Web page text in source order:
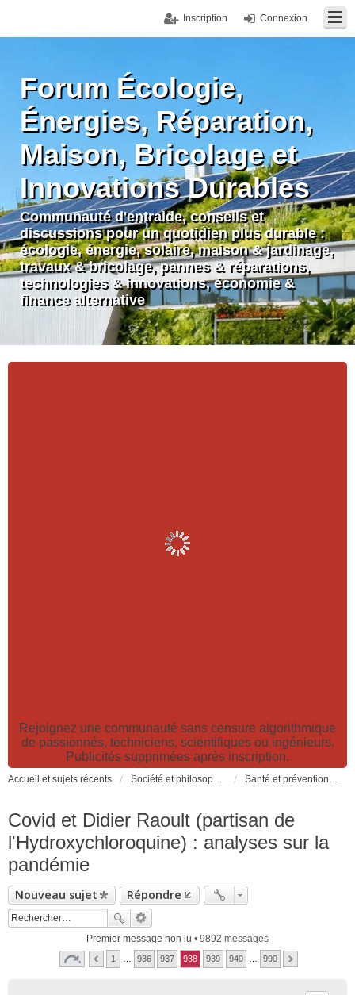
Connexion
Inscription
Forum Écologie,
Énergies, Réparation,
Maison, Bricolage et
Innovations Durables
Communauté d'entraide, conseils et
discussions pour un quotidien plus durable :
écologie, énergie, solaire, maison & jardinage,
travaux & bricolage, pannes & réparations,
technologies & innovations, économie &
finance alternative
Rejoignez une communauté sans censure algorithmique
de passionnés, techniciens, scientifiques ou ingénieurs.
Publicités supprimées après inscription.
Accueil et sujets récents Société et philosophie. Sciences et technologies. Santé et prévention. Santé et prévention. Pollutions, causes et effets des risques environnementaux
Covid et Didier Raoult (partisan de
l'Hydroxychloroquine) : analyses sur la
pandémie
Nouveau sujet Répondre
Premier message non lu • 9892 messages
1 936 937 938 939 940 990